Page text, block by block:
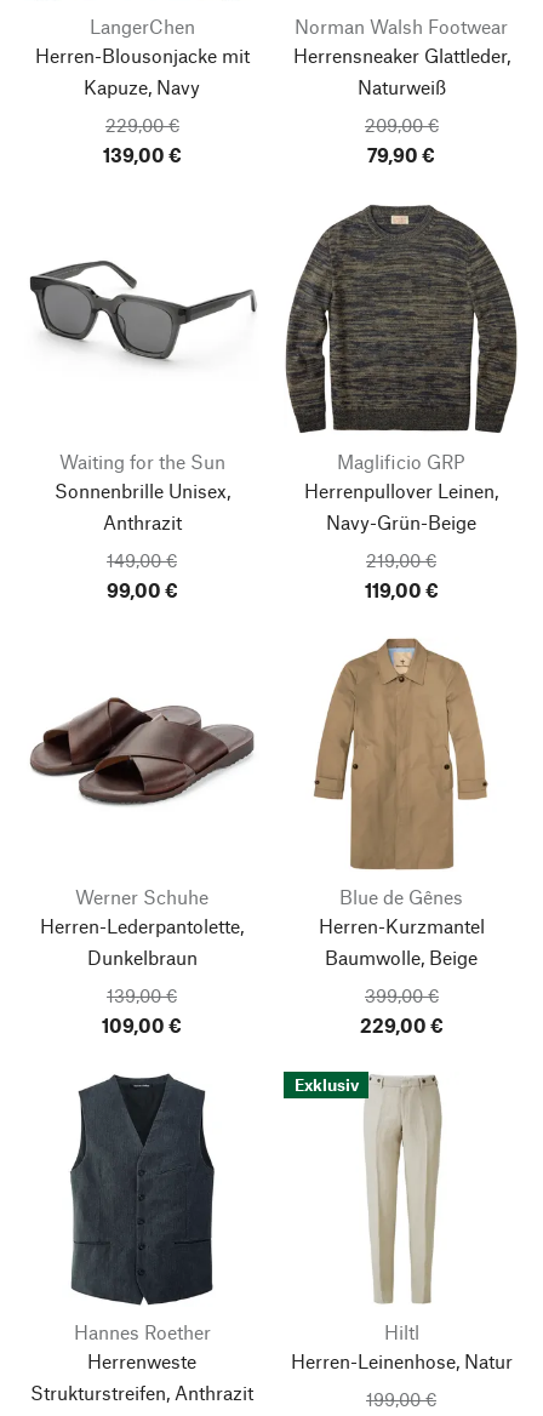
LangerChen
Herren-Blousonjacke mit
Kapuze, Navy
229,00 €
139,00 €
Norman Walsh Footwear
Herrensneaker Glattleder,
Naturweiß
209,00 €
79,90 €
Waiting for the Sun
Sonnenbrille Unisex,
Anthrazit
149,00 €
99,00 €
Maglificio GRP
Herrenpullover Leinen,
Navy-Grün-Beige
219,00 €
119,00 €
Werner Schuhe
Herren-Lederpantolette,
Dunkelbraun
139,00 €
109,00 €
Blue de Gênes
Herren-Kurzmantel
Baumwolle, Beige
399,00 €
229,00 €
Hannes Roether
Herrenweste
Strukturstreifen, Anthrazit
Exklusiv
Hiltl
Herren-Leinenhose, Natur
199,00 €